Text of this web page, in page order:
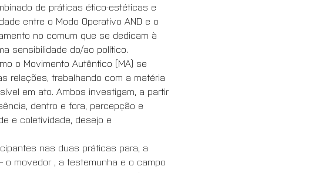
de práticas ético-estéticas e
entre o Modo Operativo AND e o
no comum que se dedicam à
sensibilidade do/ao político.
o Movimento Autêntico (MA) se
relações, trabalhando com a matéria
em ato. Ambos investigam, a partir
dentro e fora, percepção e
e coletividade, desejo e
nas duas práticas para, a
o movedor , a testemunha e o campo